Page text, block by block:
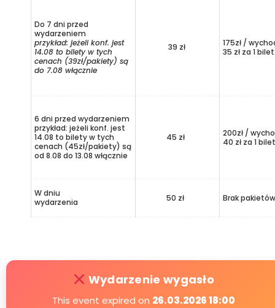
Do 7 dni przed
wydarzeniem
przykład: jeżeli konf. jest
14.08 to bilety w tych
cenach (39zł/pakiety) są
do 7.08 włącznie
39 zł
175zł /
35 zł za 1 bilet
6 dni przed wydarzeniem
przykład: jeżeli konf. jest
14.08 to bilety w tych
cenach (45zł/pakiety) są
od 8.08 do 13.08 włącznie
45 zł
200zł /
40 zł za 1 bilet
W dniu
wydarzenia
50 zł Brak pakietów
Wydarzenie wygasło
This event expired on 26.03.2026 18:00